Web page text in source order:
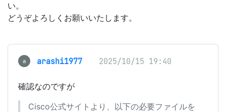
い。
どうぞよろしくお願いいたします。
a arashi1977 2025/10/15 19:40
確認なのですが
Cisco公式サイトより、以下の必要ファイルを